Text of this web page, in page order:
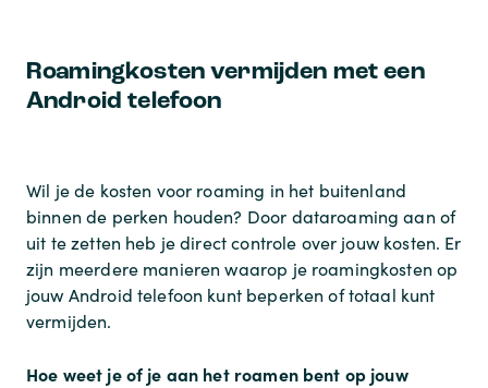
Roamingkosten vermijden met een
Android telefoon
Wil je de kosten voor roaming in het buitenland
binnen de perken houden? Door dataroaming aan of
uit te zetten heb je direct controle over jouw kosten. Er
zijn meerdere manieren waarop je roamingkosten op
jouw Android telefoon kunt beperken of totaal kunt
vermijden.
Hoe weet je of je aan het roamen bent op jouw